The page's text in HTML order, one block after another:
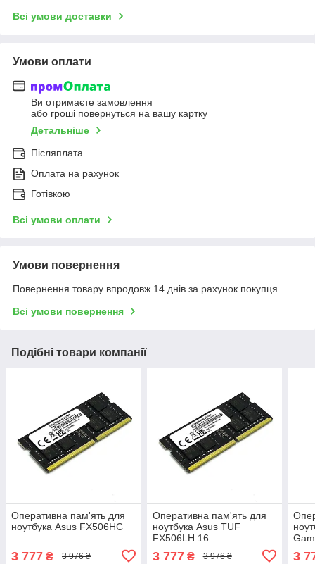
Всі умови доставки
Умови оплати
Ви отримаєте замовлення
або гроші повернуться на вашу картку
Детальніше
Післяплата
Оплата на рахунок
Готівкою
Всі умови оплати
Умови повернення
Повернення товару впродовж 14 днів за рахунок покупця
Всі умови повернення
Подібні товари компанії
Оперативна пам'ять для
ноутбука Asus FX506HC
3 777 ₴ 3 976 ₴
Оперативна пам'ять для
ноутбука Asus TUF
FX506LH 16
3 777₴ 3 976 ₴ 3